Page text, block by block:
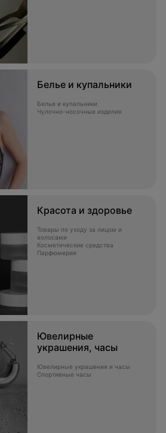
Белье и купальники
Белье и купальники
Чулочно-носочные изделия
Красота и здоровье
Товары по уходу за лицом и
волосами
Косметические средства
Парфюмерия
Ювелирные
украшения, часы
Ювелирные украшения и часы
Спортивные часы